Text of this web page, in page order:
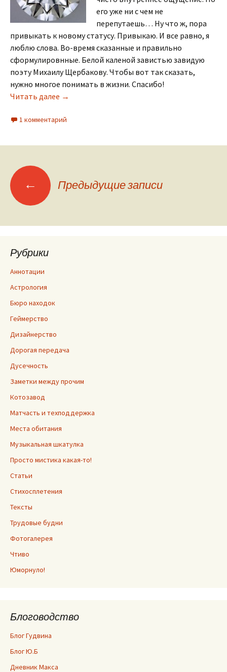
его уже ни с чем не
перепутаешь… Ну что ж, пора
привыкать к новому статусу. Привыкаю. И все равно, я
люблю слова. Во-время сказанные и правильно
сформулировнные. Белой каленой завистью завидую
поэту Михаилу Щербакову. Чтобы вот так сказать,
нужно многое понимать в жизни. Спасибо!
Читать далее Не указывай мне, алмазному…
→
1 комментарий
Навигация
по
записям
← Предыдущие записи
Рубрики
Аннотации
Астрология
Бюро находок
Геймерство
Дизайнерство
Дорогая передача
Дусечность
Заметки между прочим
Котозавод
Матчасть и техподдержка
Места обитания
Музыкальная шкатулка
Просто мистика какая-то!
Статьи
Стихосплетения
Тексты
Трудовые будни
Фотогалерея
Чтиво
Юморнуло!
Блоговодство
Блог Гудвина
Блог Ю.Б
Дневник Макса